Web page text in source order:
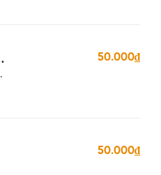
50.000₫
50.000₫